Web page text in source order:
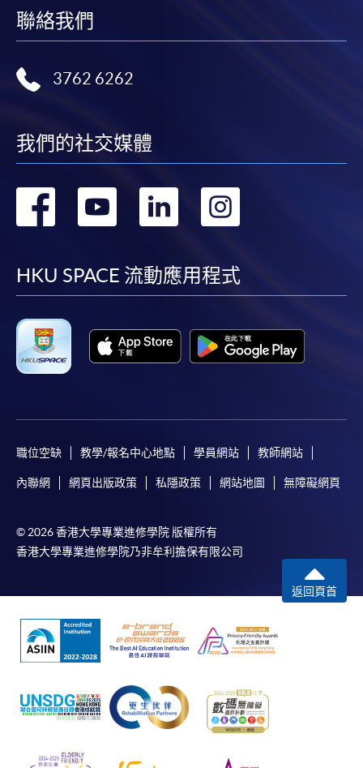
聯絡我們
3762 6262
我們的社交媒體
轉
facebook
轉
youtube
轉
linkedin
轉
HKU SPACE 流動應用程式
職位空缺 教學/報名中心地點 學員網站 教師網站
內聯網 網頁出版政策 私隱政策 網站地圖 無障礙網頁
© 2026 香港大學專業進修學院 版權所有
香港大學專業進修學院乃非牟利擔保有限公司
返回頁首